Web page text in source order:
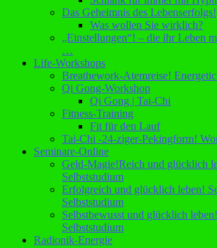
Das Geheimnis des Lebenserfolgs!
Was wollen Sie wirklich?
„Einstellungen“! – die ihr Leben
…
Life-Workshops
Breathework-Atemreise!
Qi Gong-Workshop
Qi Gong | Tai-Chi
Fitness-Training
Fit für den Lauf
Tai-Chi -24-ziger-Pekingform!
Seminare-Online
Geld-Magie!Reich und glücklich
Selbststudium
Erfolgreich und glücklich leben!
Selbststudium
Selbstbewusst und glücklich
Selbststudium
Radionik-Energie